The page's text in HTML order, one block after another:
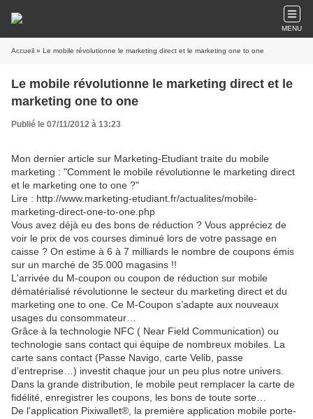
MENU
Accueil » Le mobile révolutionne le marketing direct et le marketing one to one
Le mobile révolutionne le marketing direct et le
marketing one to one
Publié le 07/11/2012 à 13:23
Mon dernier article sur Marketing-Etudiant traite du mobile
marketing : "Comment le mobile révolutionne le marketing direct
et le marketing one to one ?"
Lire : http://www.marketing-etudiant.fr/actualites/mobile-
marketing-direct-one-to-one.php
Vous avez déjà eu des bons de réduction ? Vous appréciez de
voir le prix de vos courses diminué lors de votre passage en
caisse ? On estime à 6 à 7 milliards le nombre de coupons émis
sur un marché de 35.000 magasins !!
L'arrivée du M-coupon ou coupon de réduction sur mobile
dématérialisé révolutionne le secteur du marketing direct et du
marketing one to one. Ce M-Coupon s’adapte aux nouveaux
usages du consommateur…
Grâce à la technologie NFC ( Near Field Communication) ou
technologie sans contact qui équipe de nombreux mobiles. La
carte sans contact (Passe Navigo, carte Velib, passe
d’entreprise…) investit chaque jour un peu plus notre univers.
Dans la grande distribution, le mobile peut remplacer la carte de
fidélité, enregistrer les coupons, les bons de toute sorte…
De l'application Pixiwallet®, la première application mobile porte-